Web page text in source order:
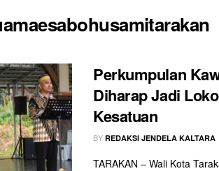
Perkumpulan
Diharap Jadi
Kesatuan
BY REDAKSI JENDELA KALTARA
TARAKAN – Wali Kota